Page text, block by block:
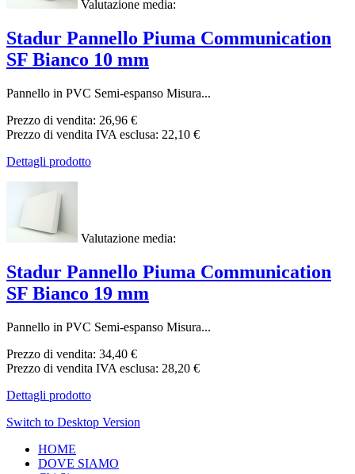
Valutazione media:
Stadur Pannello Piuma Communication
SF Bianco 10 mm
Pannello in PVC Semi-espanso Misura...
Prezzo di vendita: 26,96 €
Prezzo di vendita IVA esclusa: 22,10 €
Dettagli prodotto
Valutazione media:
Stadur Pannello Piuma Communication
SF Bianco 19 mm
Pannello in PVC Semi-espanso Misura...
Prezzo di vendita: 34,40 €
Prezzo di vendita IVA esclusa: 28,20 €
Dettagli prodotto
Switch to Desktop Version
HOME
DOVE SIAMO